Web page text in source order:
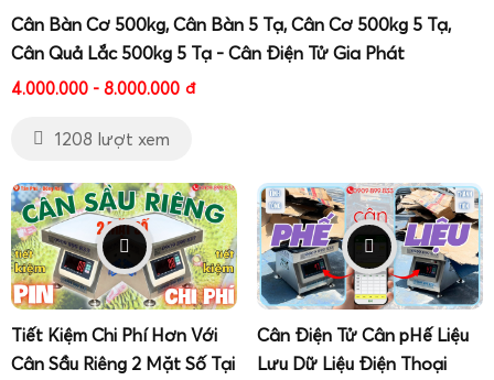
Bên cạnh các dòng cân treo, cân sàn, cân heo, cân bò,
Cân Điện Tử Gia Phát còn cung cấp nhiều giải phápcân
điện tử 2 tấn chuyên biệt cho từng ngành:
Cân sàn điện tử 2 tấn dạng khung cao, phù hợp cân
Cân Bàn Cơ 500kg, Cân Bàn 5 Tạ, Cân Cơ 500kg 5 Tạ,
Cân Quả Lắc 500kg 5 Tạ - Cân Điện Tử Gia Phát
4.000.000 - 8.000.000 đ
1208 lượt xem
Tiết Kiệm Chi Phí Hơn Với
Cân Sầu Riêng 2 Mặt Số Tại
Cân Điện Tử Cân pHế Liệu
Lưu Dữ Liệu Điện Thoại